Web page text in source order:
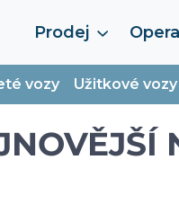
Prodej
vozy Užitkové vozy